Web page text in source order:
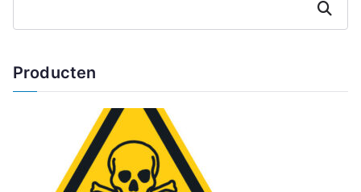
Zoeken
Producten